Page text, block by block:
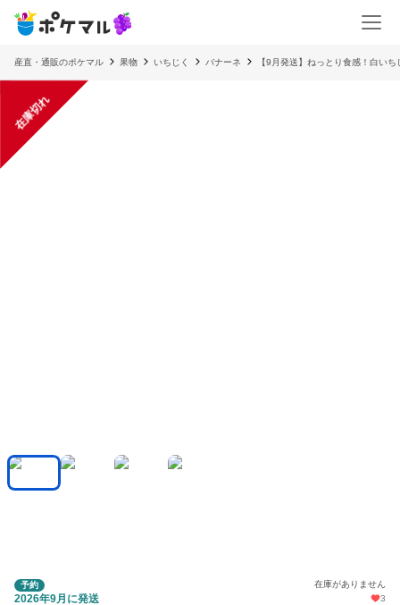
産直・通販のポケマル 果物 いちじく バナーネ 【9月発送】ねっとり食感！白い
在庫切れ
予約 在庫がありません
2026年9月に発送 3